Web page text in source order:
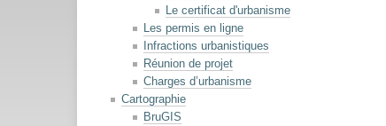
Le certificat d'urbanisme
Les permis en ligne
Infractions urbanistiques
Réunion de projet
Charges d’urbanisme
Cartographie
BruGIS